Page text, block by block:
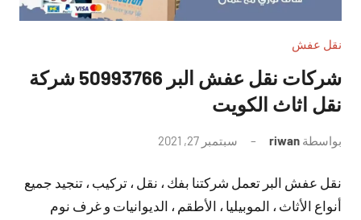
نقل عفش
شركات نقل عفش البر 50993766 شركة
نقل اثاث الكويت
بواسطة riwan سبتمبر 27, 2021
تعليقات
نقل عفش البر تعمل شركتنا بفك ، نقل ، تركيب ، تنجيد جميع
أنواع الأثاث ، الموبيليا ، الأطقم ، الديوانيات و غرف نوم